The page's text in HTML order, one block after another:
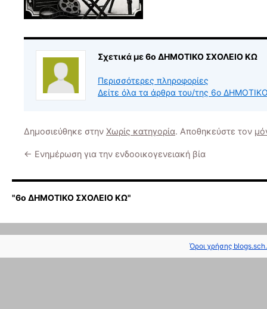
Σχετικά με 6ο ΔΗΜΟΤΙΚΟ ΣΧΟΛΕΙΟ ΚΩ
Περισσότερες πληροφορίες
Δείτε όλα τα άρθρα του/της 6ο
Δημοσιεύθηκε στην Χωρίς κατηγορία. Αποθηκεύστε τον
← Ενημέρωση για την ενδοοικογενειακή βία
"6ο ΔΗΜΟΤΙΚΟ ΣΧΟΛΕΙΟ ΚΩ"
Όροι χρήσης